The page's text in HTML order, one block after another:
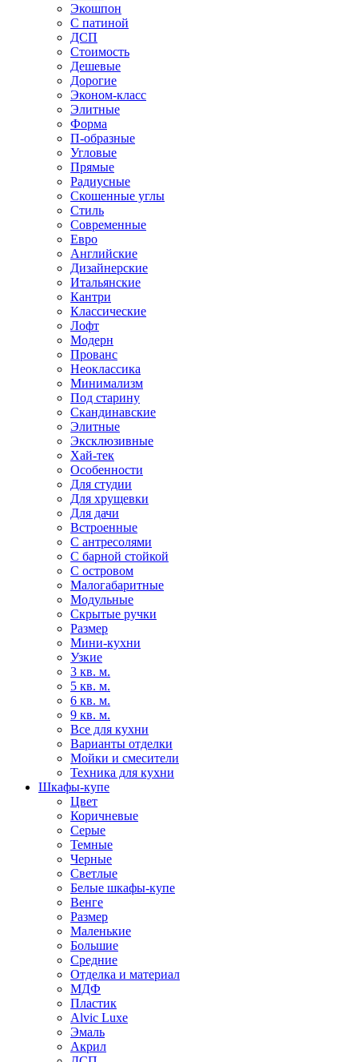
Экошпон
С патиной
ДСП
Стоимость
Дешевые
Дорогие
Эконом-класс
Элитные
Форма
П-образные
Угловые
Прямые
Радиусные
Скошенные углы
Стиль
Современные
Евро
Английские
Дизайнерские
Итальянские
Кантри
Классические
Лофт
Модерн
Прованс
Неоклассика
Минимализм
Под старину
Скандинавские
Элитные
Эксклюзивные
Хай-тек
Особенности
Для студии
Для хрущевки
Для дачи
Встроенные
С антресолями
С барной стойкой
С островом
Малогабаритные
Модульные
Скрытые ручки
Размер
Мини-кухни
Узкие
3 кв. м.
5 кв. м.
6 кв. м.
9 кв. м.
Все для кухни
Варианты отделки
Мойки и смесители
Техника для кухни
Шкафы-купе
Цвет
Коричневые
Серые
Темные
Черные
Светлые
Белые шкафы-купе
Венге
Размер
Маленькие
Большие
Средние
Отделка и материал
МДФ
Пластик
Alvic Luxe
Эмаль
Акрил